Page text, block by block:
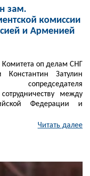
зам.
комиссии
и Арменией
оп делам СНГ
Затулин
между
Федерации и
Читать далее